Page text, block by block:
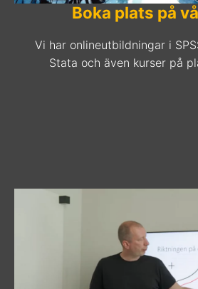
Boka plats på
Vi har onlineutbildningar i
Stata och även kurser på